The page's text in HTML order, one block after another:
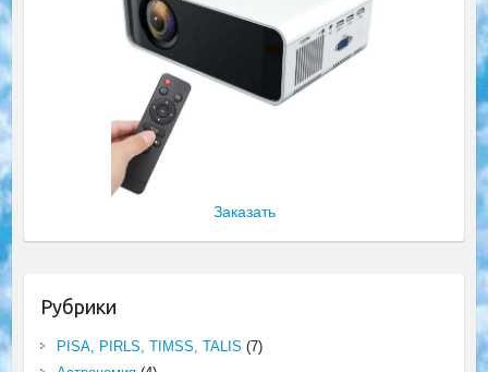
Заказать
Рубрики
PISA, PIRLS, TIMSS, TALIS (7)